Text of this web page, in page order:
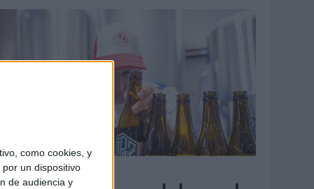
como cookies, y
un dispositivo
de audiencia y
08/2026